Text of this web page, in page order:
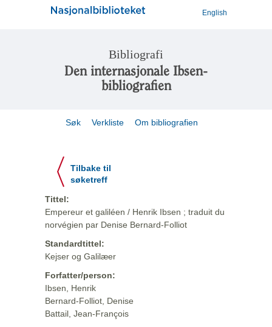
English
Bibliografi
Den internasjonale Ibsen-
bibliografien
Søk Verkliste Om bibliografien
Tilbake til
søketreff
Tittel:
Empereur et galiléen / Henrik Ibsen ; traduit du
norvégien par Denise Bernard-Folliot
Standardtittel:
Kejser og Galilæer
Forfatter/person:
Ibsen, Henrik
Bernard-Folliot, Denise
Battail, Jean-François